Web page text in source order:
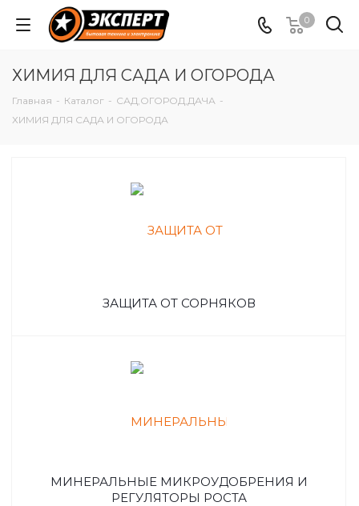
0
ХИМИЯ ДЛЯ САДА И ОГОРОДА
Главная - Каталог - САД,ОГОРОД,ДАЧА -
ХИМИЯ ДЛЯ САДА И ОГОРОДА
ЗАЩИТА ОТ СОРНЯКОВ
МИНЕРАЛЬНЫЕ МИКРОУДОБРЕНИЯ И
РЕГУЛЯТОРЫ РОСТА